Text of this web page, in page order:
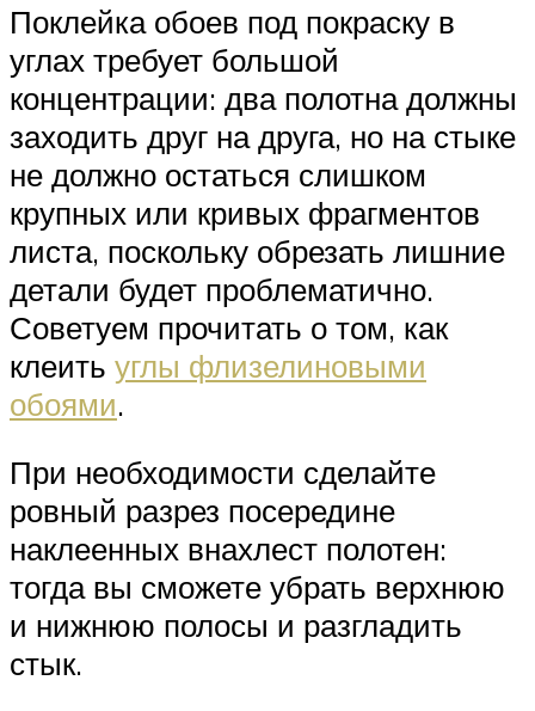
Поклейка обоев под покраску в
углах требует большой
концентрации: два полотна должны
заходить друг на друга, но на стыке
не должно остаться слишком
крупных или кривых фрагментов
листа, поскольку обрезать лишние
детали будет проблематично.
Советуем прочитать о том, как
клеить углы флизелиновыми
обоями.
При необходимости сделайте
ровный разрез посередине
наклеенных внахлест полотен:
тогда вы сможете убрать верхнюю
и нижнюю полосы и разгладить
стык.